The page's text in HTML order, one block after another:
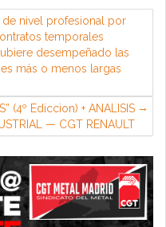
de nivel profesional por
temporales
desempeñado las
más o menos largas
(4º Ediccion) + ANALISIS
— CGT RENAULT